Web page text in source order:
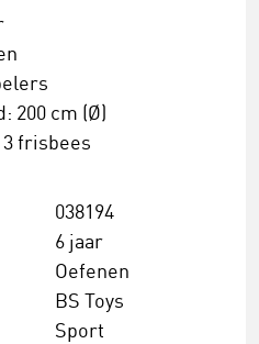
200 cm (Ø)
frisbees
038194
6 jaar
Oefenen
BS Toys
Sport